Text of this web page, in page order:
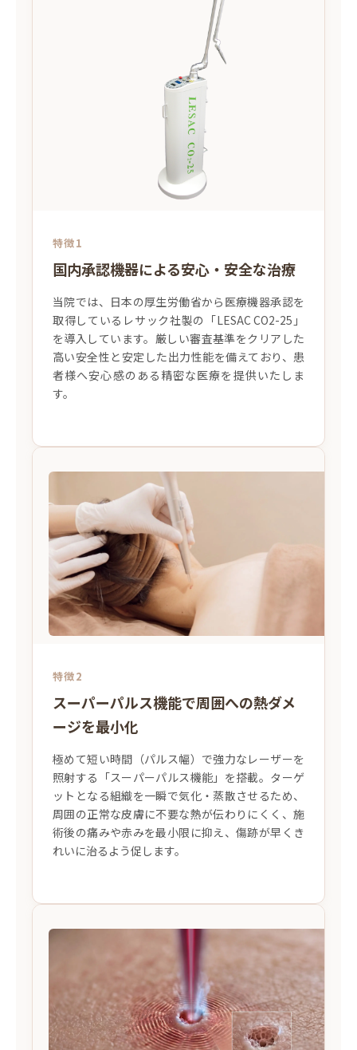
特徴1
国内承認機器による安心・安全な治療
当院では、日本の厚生労働省から医療機器承認を
取得しているレサック社製の「LESAC CO2-25」
を導入しています。厳しい審査基準をクリアした
高い安全性と安定した出力性能を備えており、患
者様へ安心感のある精密な医療を提供いたしま
す。
特徴2
スーパーパルス機能で周囲への熱ダメ
ージを最小化
極めて短い時間（パルス幅）で強力なレーザーを
照射する「スーパーパルス機能」を搭載。ターゲ
ットとなる組織を一瞬で気化・蒸散させるため、
周囲の正常な皮膚に不要な熱が伝わりにくく、施
術後の痛みや赤みを最小限に抑え、傷跡が早くき
れいに治るよう促します。